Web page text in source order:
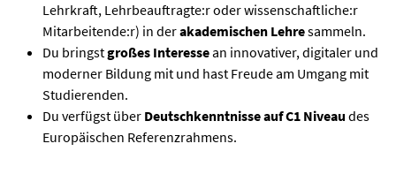
Lehrkraft, Lehrbeauftragte:r oder wissenschaftliche:r
Mitarbeitende:r) in derakademischen Lehresammeln.
Du bringstgroßes Interessean innovativer, digitaler und
moderner Bildung mit und hast Freude am Umgang mit
Studierenden.
Du verfügst über Deutschkenntnisse auf C1 Niveau des
Europäischen Referenzrahmens.